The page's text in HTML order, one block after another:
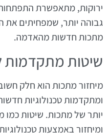
ירוקות, מתאפשרת
מתכות חדשות מהאדמה.
שיטות מתקדמות
מיחזור מתכות הוא חלק
ומתקדמות טכנולוגיות
יותר של מתכות. שיטות כמו
ומיחזור באמצעות